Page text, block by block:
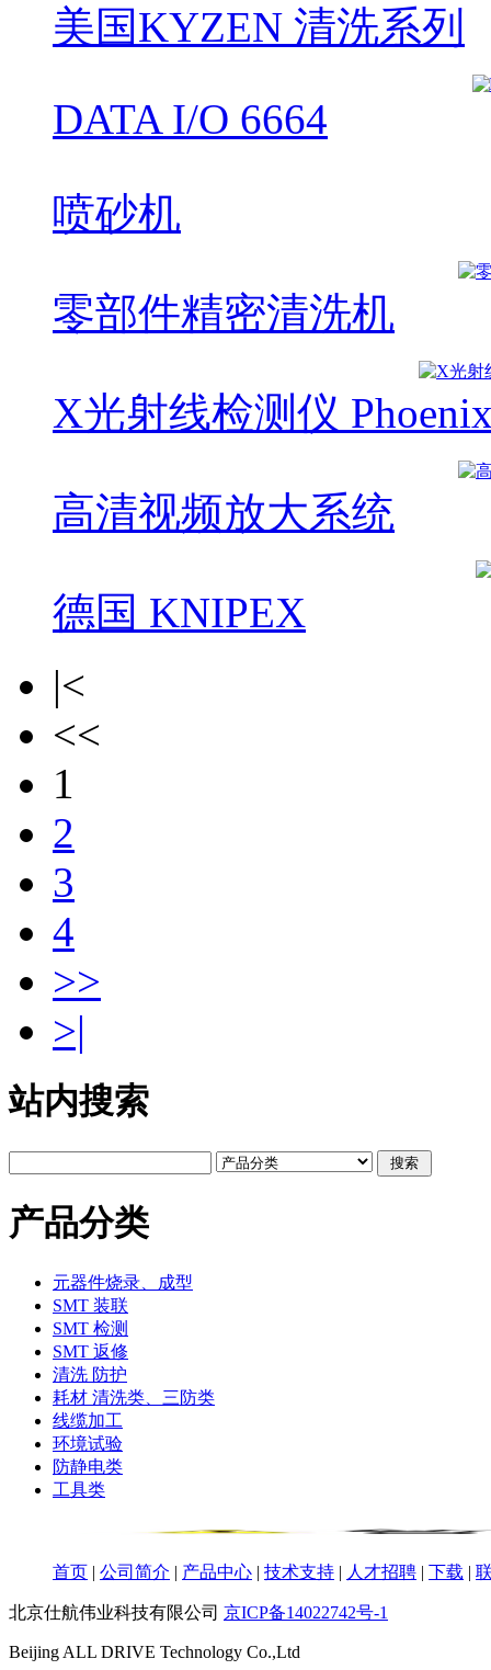
美国KYZEN 清洗系列
DATA I/O 6664
喷砂机
零部件精密清洗机
X光射线检测仪
高清视频放大系统
德国 KNIPEX
|<
<<
1
2
3
4
>>
>|
站内搜索
产品分类
元器件烧录、成型
SMT 装联
SMT 检测
SMT 返修
清洗 防护
耗材 清洗类、三防类
线缆加工
环境试验
防静电类
工具类
首页 | 公司简介 | 产品中心 | 技术支持 | 人才招聘 | 下载 |
北京仕航伟业科技有限公司 京ICP备14022742号-1
Beijing ALL DRIVE Technology Co.,Ltd